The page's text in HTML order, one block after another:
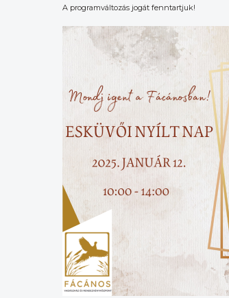
A programváltozás jogát fenntartjuk!